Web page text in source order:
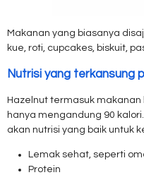
Makanan yang biasanya
kue, roti, cupcakes, biskuit,
Nutrisi yang terkansung
Hazelnut termasuk makanan
hanya mengandung 90
akan nutrisi yang baik untuk
Lemak sehat, seperti
Protein